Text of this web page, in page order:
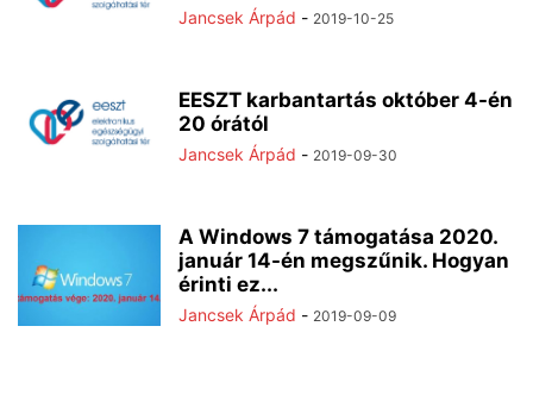
Jancsek Árpád - 2019-10-25
EESZT karbantartás október 4-én
20 órától
Jancsek Árpád - 2019-09-30
A Windows 7 támogatása 2020.
január 14-én megszűnik. Hogyan
érinti ez...
Jancsek Árpád - 2019-09-09